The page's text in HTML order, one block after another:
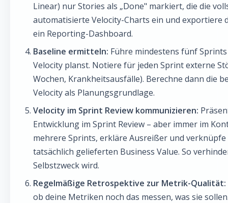
Linear) nur Stories als „Done" markiert, die die
automatisierte Velocity-Charts ein und exportiere
ein Reporting-Dashboard.
Baseline ermitteln: Führe mindestens fünf
Velocity planst. Notiere für jeden Sprint externe
Wochen, Krankheitsausfälle). Berechne dann die
Velocity als Planungsgrundlage.
Velocity im Sprint Review kommunizieren:
Entwicklung im Sprint Review – aber immer im
mehrere Sprints, erkläre Ausreißer und verknüpfe
tatsächlich gelieferten Business Value. So
Selbstzweck wird.
Regelmäßige Retrospektive zur Metrik-Qualität:
ob deine Metriken noch das messen, was sie